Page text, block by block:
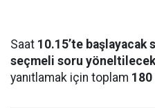
Saat 10.15’te başlayacak
seçmeli soru
yanıtlamak için toplam 180